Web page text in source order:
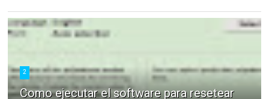
2
Como ejecutar el software para resetear